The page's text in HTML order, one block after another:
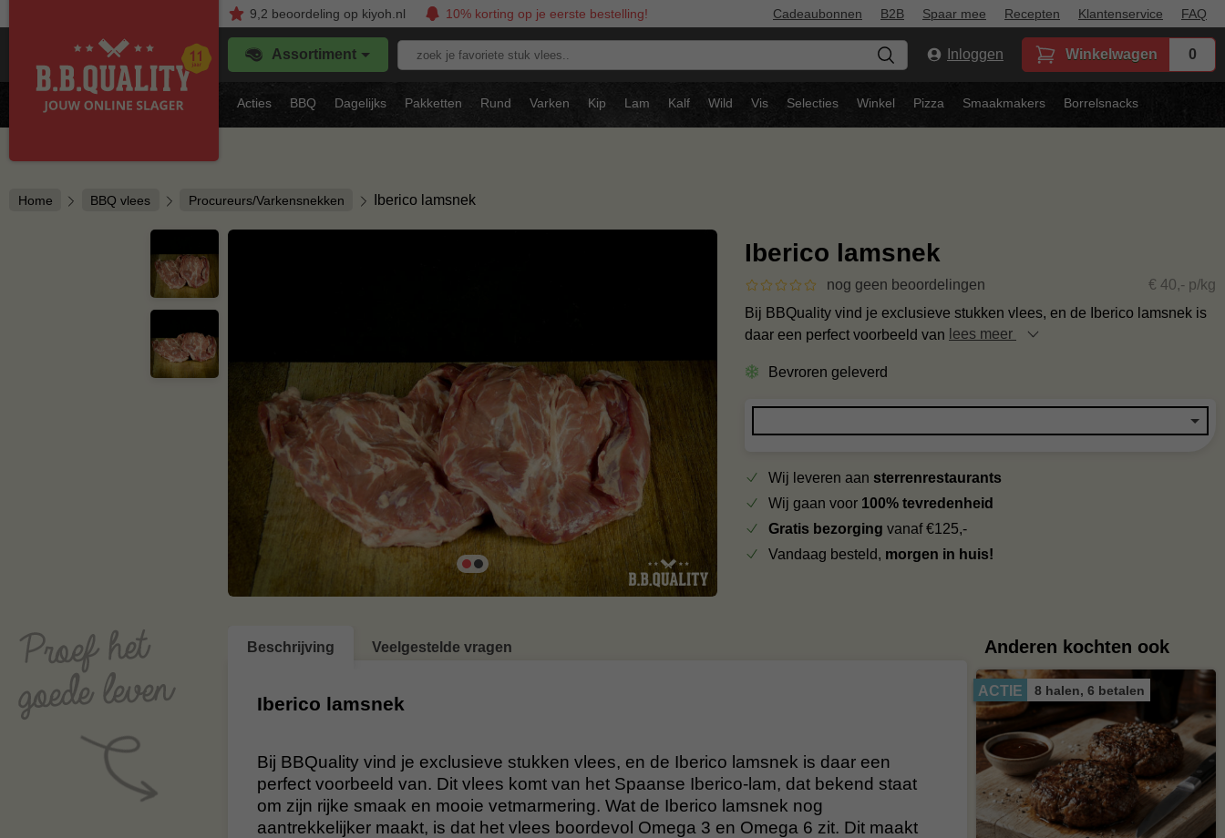
9,2 beoordelingop kiyoh.nl 10% korting op je eerste bestelling! Cadeaubonnen B2B Spaar mee Recepten Klantenservice FAQ
Assortiment
Zoek
stuk
vlees..
Inloggen Winkelwagen 0
Acties BBQ Dagelijks Pakketten Rund Varken Kip Lam Kalf Wild Vis Selecties Winkel Pizza Smaakmakers Borrelsnacks
Home BBQ vlees Procureurs/Varkensnekken Iberico lamsnek
Iberico lamsnek
nog geen beoordelingen
€ 40,- p/kg
Bij BBQuality vind je exclusieve stukken vlees, en de Iberico lamsnek is
daar een perfect voorbeeld van lees meer
Bevroren geleverd
Wij leveren aan sterrenrestaurants
Wij gaan voor 100% tevredenheid
Gratis bezorging vanaf €125,-
Vandaag besteld, morgen in huis!
Beschrijving Veelgestelde vragen
Iberico lamsnek
Bij BBQuality vind je exclusieve stukken vlees, en de Iberico lamsnek is daar een
perfect voorbeeld van. Dit vlees komt van het Spaanse Iberico-lam, dat bekend staat
om zijn rijke smaak en mooie vetmarmering. Wat de Iberico lamsnek nog
aantrekkelijker maakt, is dat het vlees boordevol Omega 3 en Omega 6 zit. Dit maakt
Anderen kochten ook
ACTIE 8 halen, 6 betalen